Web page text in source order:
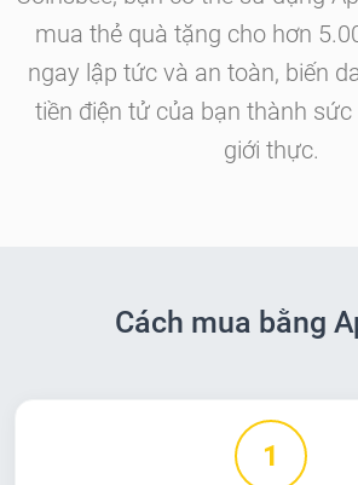
mua thẻ quà tặng cho hơn
ngay lập tức và an toàn, biến
tiền điện tử của bạn thành
giới thực.
Cách mua bằng
1